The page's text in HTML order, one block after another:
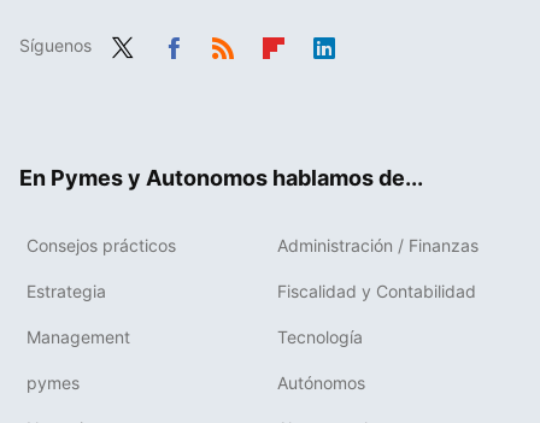
Síguenos
En Pymes y Autonomos hablamos de...
Consejos prácticos Administración / Finanzas
Estrategia Fiscalidad y Contabilidad
Management Tecnología
pymes Autónomos